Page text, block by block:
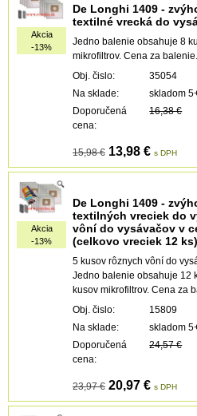
Akcia
-13%
De Longhi 1409 -
textilné vrecká do
Jedno balenie obsahuje 8
mikrofiltrov. Cena za balenie.
Obj. čislo:
35054
Na sklade:
skladom
Doporučená
cena:
16,38 €
15,98 € 13,98 € s DPH
Akcia
-13%
De Longhi 1409 -
textilných vreciek do
vôní do vysávačov v
(celkovo vreciek 12 ks)
5 kusov rôznych vôní do
Jedno balenie obsahuje 12
kusov mikrofiltrov. Cena za
Obj. čislo:
15809
Na sklade:
skladom
Doporučená
cena:
24,57 €
23,97 € 20,97 € s DPH